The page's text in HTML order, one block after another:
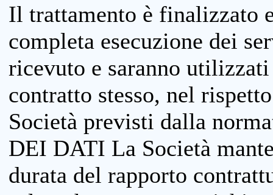
Il trattamento è finalizzato
completa esecuzione dei
ricevuto e saranno
contratto stesso, nel
Società previsti dalla
DEI DATI La Società
durata del rapporto